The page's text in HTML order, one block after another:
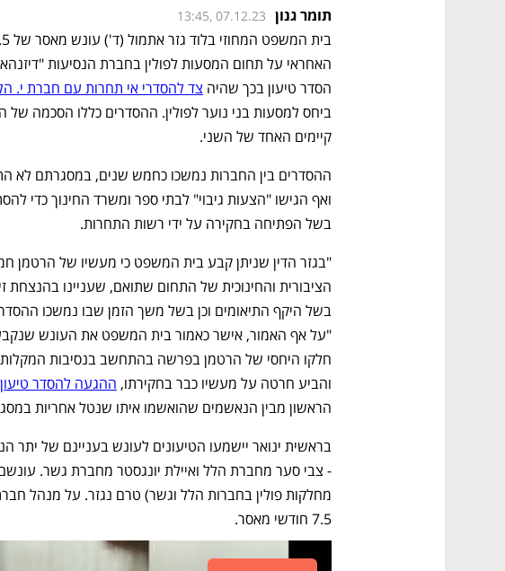
תומר גנון 13:45, 07.12.23
הסדר טיעון בכך שהיה צד להסדרי אי תחרות עם חברת י.
קיימים האחד של השני.
בשל הפתיחה בחקירה על ידי רשות התחרות.
והביע חרטה על מעשיו כבר בחקירתו, ההגעה להסדר
הראשון מבין הנאשמים שהואשמו איתו שנטל אחריות
7.5 חודשי מאסר.